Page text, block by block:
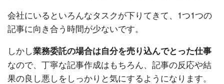
会社にいるといろんなタスクが下りてきて、1つ1つの
記事に向き合う時間が少ないです。
しかし業務委託の場合は自分を売り込んでとった仕事
なので、丁寧な記事作成はもちろん、記事の反応や結
果の良し悪しをしっかりと気にするようになります。